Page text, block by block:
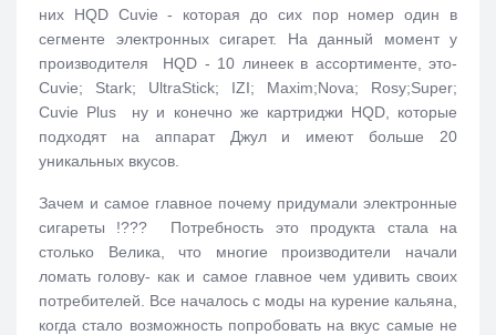
них HQD Cuvie - которая до сих пор номер один в
сегменте электронных сигарет. На данный момент у
производителя HQD - 10 линеек в ассортименте, это-
Cuvie; Stark; UltraStick; IZI; Maxim;Nova; Rosy;Super;
Cuvie Plus ну и конечно же картриджи HQD, которые
подходят на аппарат Джул и имеют больше 20
уникальных вкусов.
Зачем и самое главное почему придумали электронные
сигареты !??? Потребность это продукта стала на
столько Велика, что многие производители начали
ломать голову- как и самое главное чем удивить своих
потребителей. Все началось с моды на курение кальяна,
когда стало возможность попробовать на вкус самые не